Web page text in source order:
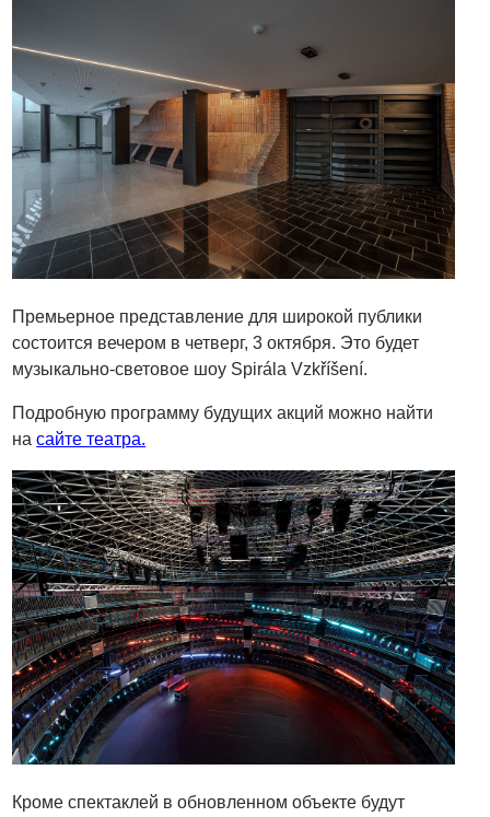
Премьерное представление для широкой публики
состоится вечером в четверг, 3 октября. Это будет
музыкально-световое шоу Spirála Vzkříšení.
Подробную программу будущих акций можно найти
насайте театра.
Кроме спектаклей в обновленном объекте будут